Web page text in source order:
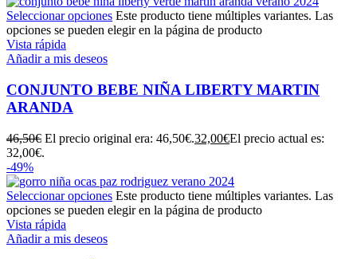
Seleccionar opciones Este producto tiene múltiples variantes. Las
opciones se pueden elegir en la página de producto
Vista rápida
Añadir a mis deseos
CONJUNTO BEBE NIÑA LIBERTY MARTIN
ARANDA
46,50€ El precio original era: 46,50€.32,00€El precio actual es:
32,00€.
-49%
Seleccionar opciones Este producto tiene múltiples variantes. Las
opciones se pueden elegir en la página de producto
Vista rápida
Añadir a mis deseos